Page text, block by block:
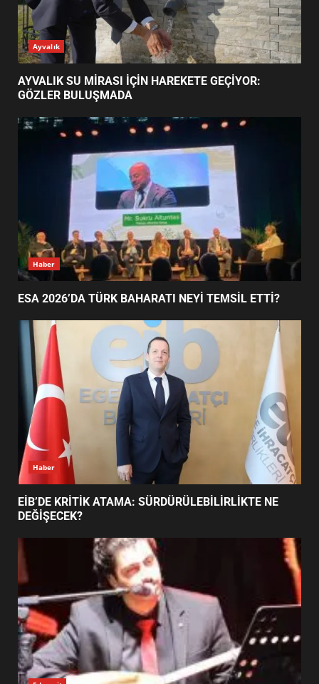
2
ESA 2026’DA TÜRK BAHARATI
NEYİ TEMSİL ETTİ?
EİB’DE KRİTİK ATAMA:
SÜRDÜRÜLEBİLİRLİKTE NE
DEĞİŞECEK?
4
EDREMİT’İN GURURU TÜRKİYE
FİNALİNDE NE BAŞARDI?
5
UZATILDI: NE DEĞİŞTİ?
6
BURHANİYE SATRANÇ
TURNUVASI KAYITLARI NEYİ
DEĞİŞTİRİYOR?
BURHANİYE BELEDİYESPOR’DA
YENİ YÖNETİM NASIL
Ayvalık
AYVALIK SU MİRASI İÇİN HAREKETE GEÇİYOR:
GÖZLER BULUŞMADA
Haber
ESA 2026’DA TÜRK BAHARATI NEYİ TEMSİL ETTİ?
Haber
EİB’DE KRİTİK ATAMA: SÜRDÜRÜLEBİLİRLİKTE NE
DEĞİŞECEK?